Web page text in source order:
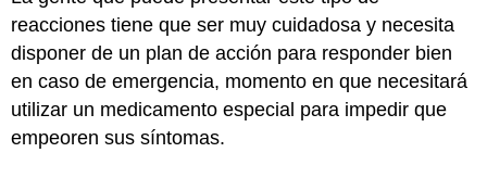
reacciones tiene que ser muy cuidadosa y necesita
disponer de un plan de acción para responder bien
en caso de emergencia, momento en que necesitará
utilizar un medicamento especial para impedir que
empeoren sus síntomas.